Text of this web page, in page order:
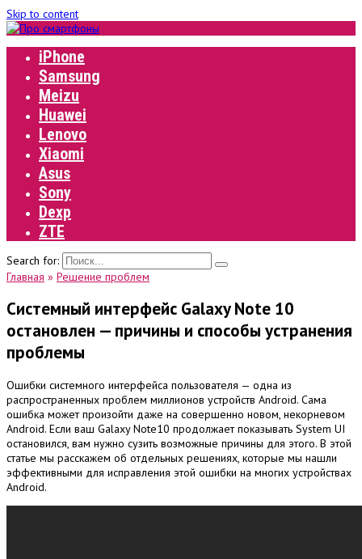
Skip to content
iPhone
Samsung
Meizu
Huawei
Lenovo
Xiaomi
Asus
Sony
Dexp
ZTE
Search for:
Главная » Решение проблем
Системный интерфейс Galaxy Note 10
остановлен — причины и способы устранения
проблемы
Ошибки системного интерфейса пользователя — одна из
распространенных проблем миллионов устройств Android. Сама
ошибка может произойти даже на совершенно новом, некорневом
Android. Если ваш Galaxy Note10 продолжает показывать System UI
остановился, вам нужно сузить возможные причины для этого. В этой
статье мы расскажем об отдельных решениях, которые мы нашли
эффективными для исправления этой ошибки на многих устройствах
Android.